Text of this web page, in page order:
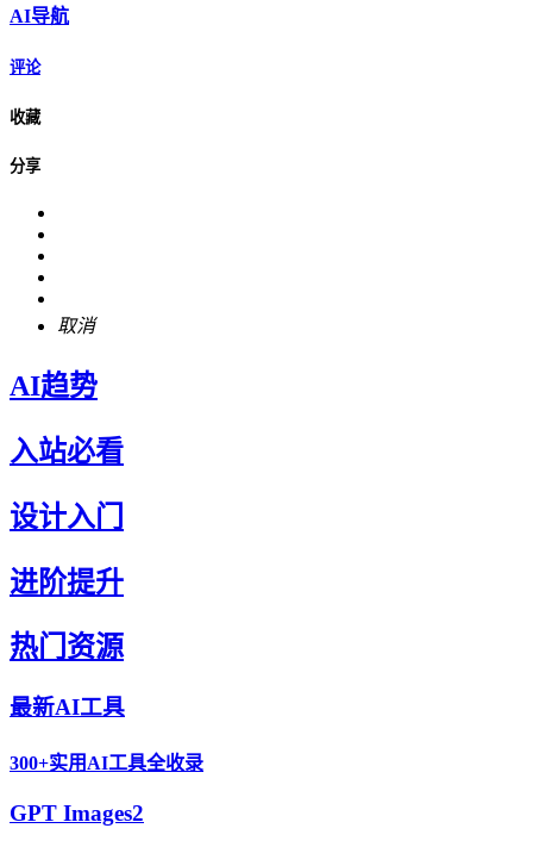
AI导航
评论
收藏
分享
取消
AI趋势
入站必看
设计入门
进阶提升
热门资源
最新AI工具
300+实用AI工具全收录
GPT Images2